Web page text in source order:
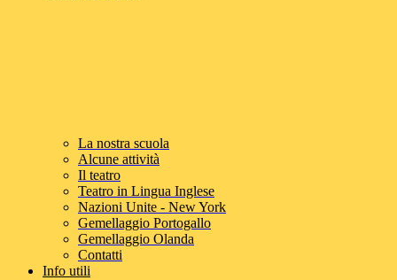
La nostra scuola
Alcune attività
Il teatro
Teatro in Lingua Inglese
Nazioni Unite - New York
Gemellaggio Portogallo
Gemellaggio Olanda
Contatti
Info utili